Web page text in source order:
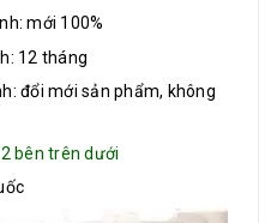
mới 100%
12 tháng
đổi mới sản phẩm, không
2 bên trên dưới